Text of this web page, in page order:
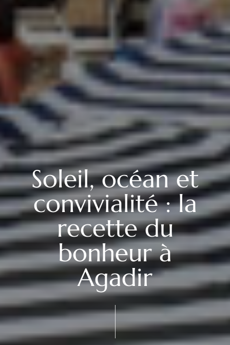
Soleil, océan et
convivialité : la
recette du
bonheur à
Agadir